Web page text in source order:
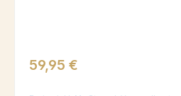
Regulärer Preis:
59,95 €